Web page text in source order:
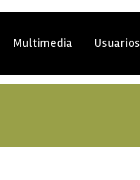
Multimedia Usuarios